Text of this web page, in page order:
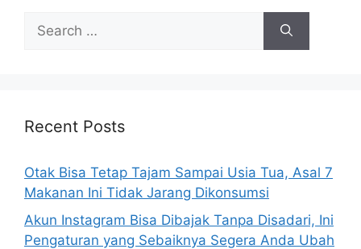
h
r
:
Recent Posts
Otak Bisa Tetap Tajam Sampai Usia Tua, Asal 7
Makanan Ini Tidak Jarang Dikonsumsi
Akun Instagram Bisa Dibajak Tanpa Disadari, Ini
Pengaturan yang Sebaiknya Segera Anda Ubah